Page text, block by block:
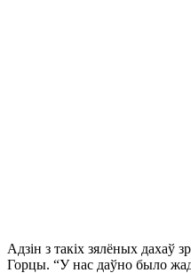
Адзін з такіх зялёных дахаў
Горцы. “У нас даўно было